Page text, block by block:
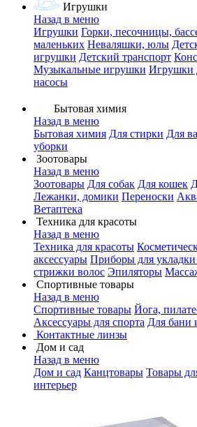
Игрушки
Назад в меню
Игрушки Горки, песочницы,
маленьких Неваляшки, юлы
игрушки Детский транспорт
Музыкальные игрушки Игрушки
насосы
Бытовая химия
Назад в меню
Бытовая химия Для стирки Для
уборки
Зоотовары
Назад в меню
Зоотовары Для собак Для кошек
Лежанки, домики Переноски
Ветаптека
Техника для красоты
Назад в меню
Техника для красоты
аксессуары Приборы для укладки
стрижки волос Эпиляторы
Спортивные товары
Назад в меню
Спортивные товары Йога,
Аксессуары для спорта Для бани
Контактные линзы
Дом и сад
Назад в меню
Дом и сад Канцтовары Товары
интерьер